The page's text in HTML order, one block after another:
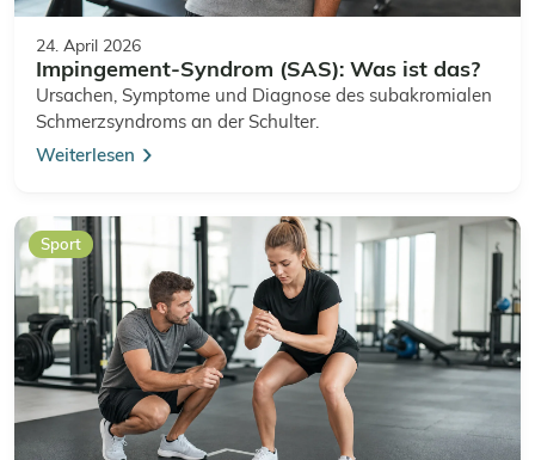
24. April 2026
Impingement-Syndrom (SAS): Was ist das?
Ursachen, Symptome und Diagnose des subakromialen
Schmerzsyndroms an der Schulter.
Weiterlesen
Sport